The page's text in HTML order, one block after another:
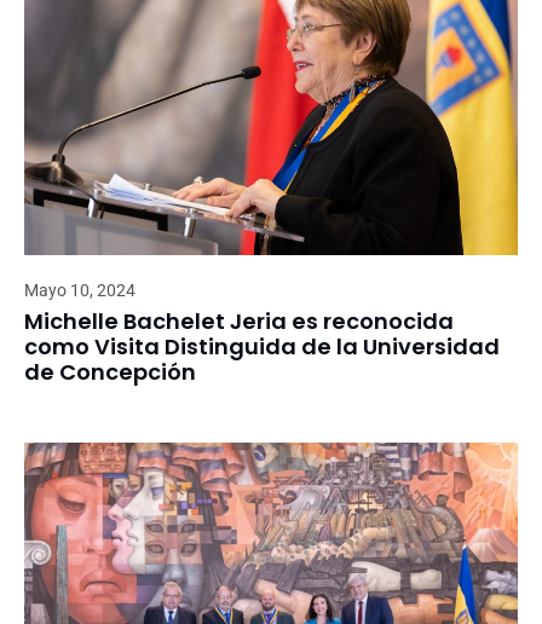
Mayo 10, 2024
Michelle Bachelet Jeria es reconocida
como Visita Distinguida de la Universidad
de Concepción